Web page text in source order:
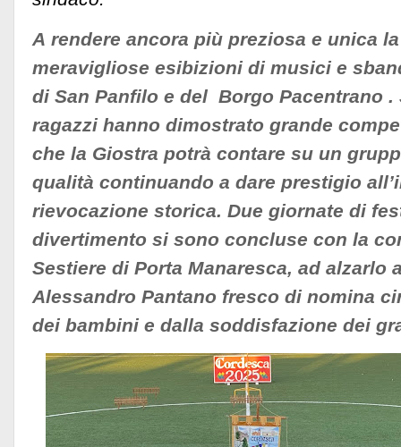
A rendere ancora più preziosa e unica
meravigliose esibizioni di musici e
di San Panfilo e del Borgo Pacentrano
ragazzi hanno dimostrato grande
che la Giostra potrà contare su un
qualità continuando a dare prestigio
rievocazione storica. Due giornate di
divertimento si sono concluse con la
Sestiere di Porta Manaresca, ad alzarlo
Alessandro Pantano fresco di nomina
dei bambini e dalla soddisfazione dei